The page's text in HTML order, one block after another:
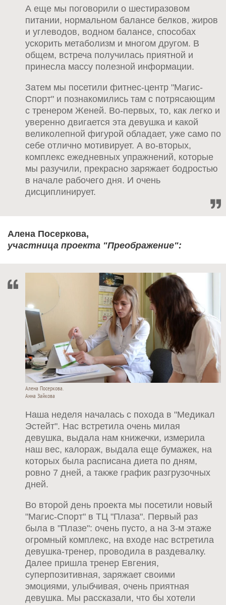
А еще мы поговорили о шестиразовом
питании, нормальном балансе белков, жиров
и углеводов, водном балансе, способах
ускорить метаболизм и многом другом. В
общем, встреча получилась приятной и
принесла массу полезной информации.
Затем мы посетили фитнес-центр "Магис-
Спорт" и познакомились там с потрясающим
с тренером Женей. Во-первых, то, как легко и
уверенно двигается эта девушка и какой
великолепной фигурой обладает, уже само по
себе отлично мотивирует. А во-вторых,
комплекс ежедневных упражнений, которые
мы разучили, прекрасно заряжает бодростью
в начале рабочего дня. И очень
дисциплинирует.
Алена Посеркова,
участница проекта "Преображение":
Алена Посеркова.
Анна Зайкова
Наша неделя началась с похода в "Медикал
Эстейт". Нас встретила очень милая
девушка, выдала нам книжечки, измерила
наш вес, калораж, выдала еще бумажек, на
которых была расписана диета по дням,
ровно 7 дней, а также график разгрузочных
дней.
Во второй день проекта мы посетили новый
"Магис-Спорт" в ТЦ "Плаза". Первый раз
была в "Плазе": очень пусто, а на 3-м этаже
огромный комплекс, на входе нас встретила
девушка-тренер, проводила в раздевалку.
Далее пришла тренер Евгения,
суперпозитивная, заряжает своими
эмоциями, улыбчивая, очень приятная
девушка. Мы рассказали, что бы хотели